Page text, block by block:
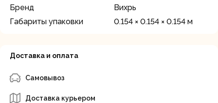
Бренд
Вихрь
Габариты упаковки
0.154 × 0.154 × 0.154 м
Доставка и оплата
Самовывоз
Доставка курьером